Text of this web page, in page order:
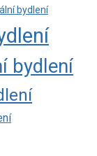
bydlení
bydlení